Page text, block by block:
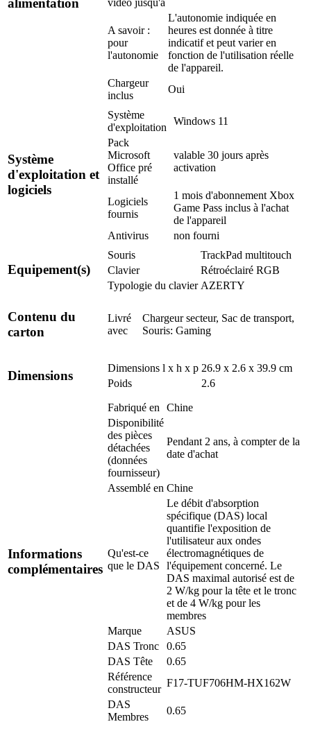
alimentation
A savoir :
pour
l'autonomie
L'autonomie indiquée en
heures est donnée à titre
indicatif et peut varier en
fonction de l'utilisation réelle
de l'appareil.
Chargeur
inclus
Oui
Système
d'exploitation et
logiciels
Système
d'exploitation
Windows 11
Pack
Microsoft
Office pré
installé
valable 30 jours après
activation
Logiciels
fournis
1 mois d'abonnement Xbox
Game Pass inclus à l'achat
de l'appareil
Antivirus
non fourni
Equipement(s)
Souris
TrackPad multitouch
Clavier
Rétroéclairé RGB
Typologie du clavier AZERTY
Contenu du
carton
Livré
avec
Chargeur secteur, Sac de transport,
Souris: Gaming
Dimensions
Dimensions l x h x p 26.9 x 2.6 x 39.9 cm
Poids
2.6
Informations
complémentaires
Fabriqué en
Chine
Disponibilité
des pièces
détachées
(données
fournisseur)
Pendant 2 ans, à compter de la
date d'achat
Assemblé en Chine
Qu'est-ce
que le DAS
Le débit d'absorption
spécifique (DAS) local
quantifie l'exposition de
l'utilisateur aux ondes
électromagnétiques de
l'équipement concerné. Le
DAS maximal autorisé est de
2 W/kg pour la tête et le tronc
et de 4 W/kg pour les
membres
Marque
ASUS
DAS Tronc
0.65
DAS Tête
0.65
Référence
constructeur
F17-TUF706HM-HX162W
DAS
Membres
0.65